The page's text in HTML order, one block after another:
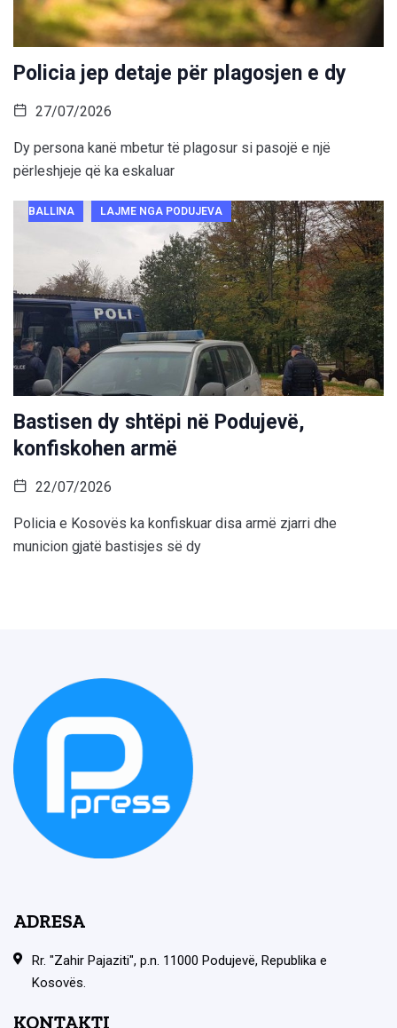
Policia jep detaje për plagosjen e dy
27/07/2026
Dy persona kanë mbetur të plagosur si pasojë e një
përleshjeje që ka eskaluar
BALLINA LAJME NGA PODUJEVA
Bastisen dy shtëpi në Podujevë,
konfiskohen armë
22/07/2026
Policia e Kosovës ka konfiskuar disa armë zjarri dhe
municion gjatë bastisjes së dy
ADRESA
Rr. "Zahir Pajaziti", p.n. 11000 Podujevë, Republika e
Kosovës.
KONTAKTI